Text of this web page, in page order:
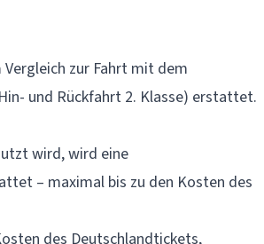
zur Fahrt mit dem
und Rückfahrt 2. Klasse) erstattet.
wird, wird eine
– maximal bis zu den Kosten des
des Deutschlandtickets,